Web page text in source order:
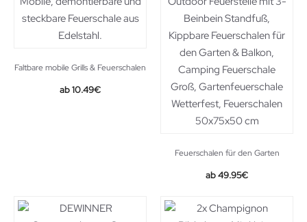
Faltbare mobile Grills & Feuerschalen
Original
10.49€Current
Feuerschalen für den Garten
49.95€